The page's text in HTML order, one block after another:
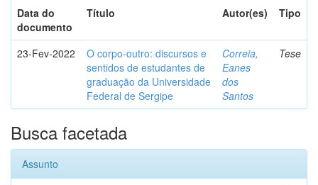
Data do
documento
Título Autor(es) Tipo
23-Fev-2022
O corpo-outro: discursos e
sentidos de estudantes de
graduação da Universidade
Federal de Sergipe
Correia,
Eanes
dos
Santos
Tese
Busca facetada
Assunto